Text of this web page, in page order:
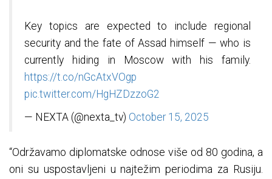
Key topics are expected to include regional
security and the fate of Assad himself — who is
currently hiding in Moscow with his family.
https://t.co/nGcAtxVOgp
pic.twitter.com/HgHZDzzoG2
— NEXTA (@nexta_tv) October 15, 2025
“Održavamo diplomatske odnose više od 80 godina, a
oni su uspostavljeni u najtežim periodima za Rusiju.